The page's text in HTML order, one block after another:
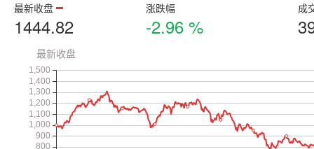
最新收盘
1444.82
涨跌幅
-2.96 %
成